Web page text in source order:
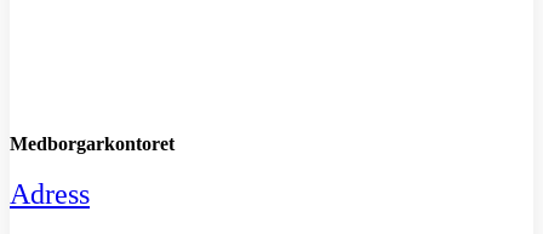
Medborgarkontoret
Adress